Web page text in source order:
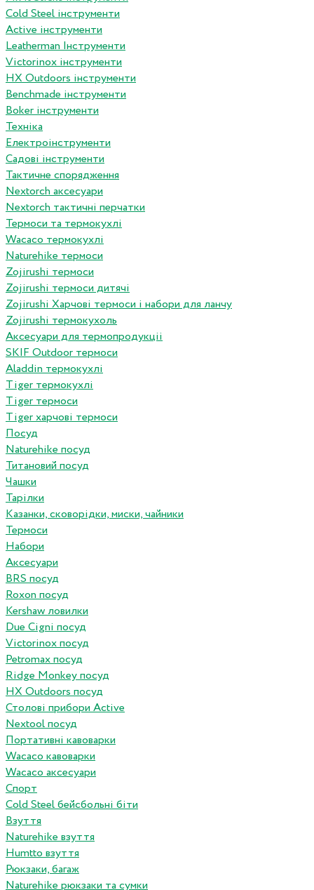
Сold Steel інструменти
Active інструменти
Leatherman Інструменти
Victorinox інструменти
HX Outdoors інструменти
Benchmade інструменти
Boker інструменти
Техніка
Електроінструменти
Садові інструменти
Тактичне спорядження
Nextorch аксесуари
Nextorch тактичні перчатки
Термоси та термокухлі
Wacaco термокухлі
Naturehike термоси
Zojirushi термоси
Zojirushi термоси дитячі
Zojirushi Харчові термоси і набори для ланчу
Zojirushi термокухоль
Аксесуари для термопродукціі
SKIF Outdoor термоси
Aladdin термокухлі
Tiger термокухлі
Tiger термоси
Tiger харчові термоси
Посуд
Naturehike посуд
Титановий посуд
Чашки
Тарілки
Казанки, сковорідки, миски, чайники
Термоси
Набори
Аксесуари
BRS посуд
Roxon посуд
Kershaw ловилки
Due Cigni посуд
Victorinox посуд
Petromax посуд
Ridge Monkey посуд
HX Outdoors посуд
Столові прибори Active
Nextool посуд
Портативні кавоварки
Wacaco кавоварки
Wacaco аксесуари
Спорт
Cold Steel бейсбольні біти
Взуття
Naturehike взуття
Humtto взуття
Рюкзаки, багаж
Naturehike рюкзаки та сумки